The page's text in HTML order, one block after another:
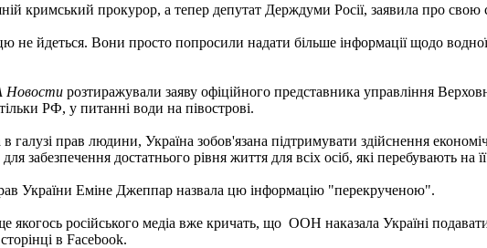
кримський прокурор, а тепер депутат Держдуми Росії, заявила про
йдеться. Вони просто попросили надати більше інформації щодо
Новости розтиражували заяву офіційного представника управління
РФ, у питанні води на півострові.
галузі прав людини, Україна зобов'язана підтримувати здійснення
забезпечення достатнього рівня життя для всіх осіб, які перебувають на
України Еміне Джеппар назвала цю інформацію "перекрученою".
якогось російського медіа вже кричать, що ООН наказала Україні
в Facebook.